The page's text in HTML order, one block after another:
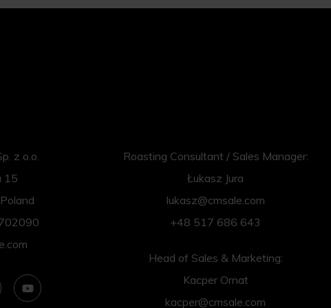
z o.o.
15
Roasting Consultant / Sales Manager:
Łukasz Jura
lukasz@cmsale.com
+48 517 686 643
Head of Sales & Marketing:
Kacper Ornat
kacper@cmsale.com